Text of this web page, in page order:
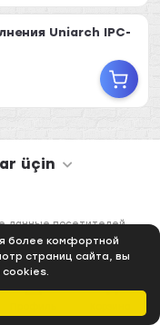
более комфортной
страниц сайта, вы
cookies.
Uniarch IPC-
üçin
данные посетителей
политикой